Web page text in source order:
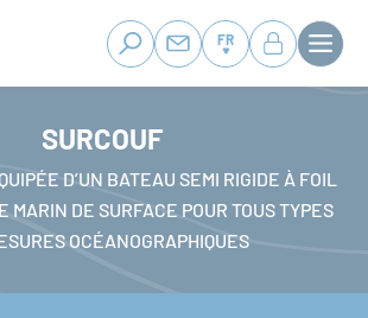
cookies
FR
SURCOUF
D’UN BATEAU SEMI RIGIDE À FOIL
MARIN DE SURFACE POUR TOUS TYPES
OCÉANOGRAPHIQUES